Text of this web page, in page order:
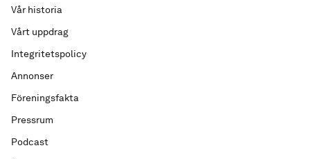
Vår historia
Vårt uppdrag
Integritetspolicy
Annonser
Föreningsfakta
Pressrum
Podcast